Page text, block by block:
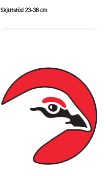
Skjutstöd 23-36 cm